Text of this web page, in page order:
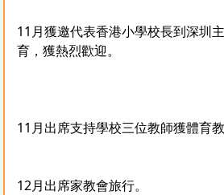
11月獲邀代表香港小學校長到深圳
育，獲熱烈歡迎。
11月出席支持學校三位教師獲體育教
12月出席家教會旅行。